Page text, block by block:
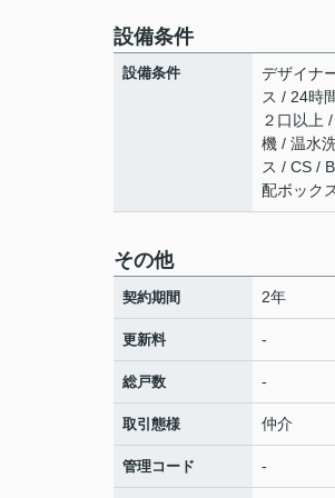
設備条件
設備条件
デザイナ
ス / 24時
２口以上
機 / 温水
ス / CS /
配ボック
その他
契約期間 2年
更新料 -
総戸数 -
取引態様 仲介
管理コード -